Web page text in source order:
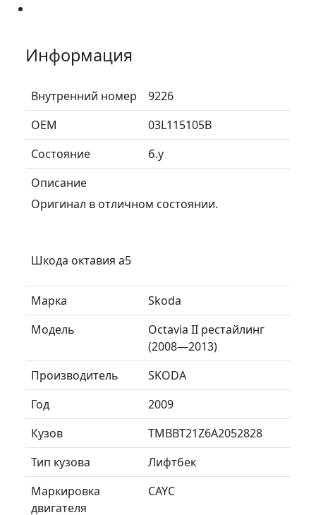
Информация
Внутренний номер
9226
ОЕМ
03L115105B
Состояние
б.у
Описание
Оригинал в отличном состоянии.
Шкода октавия а5
Марка
Skoda
Модель
Octavia II рестайлинг
(2008—2013)
Производитель
SKODA
Год
2009
Кузов
TMBBT21Z6A2052828
Тип кузова
Лифтбек
Маркировка
двигателя
CAYC